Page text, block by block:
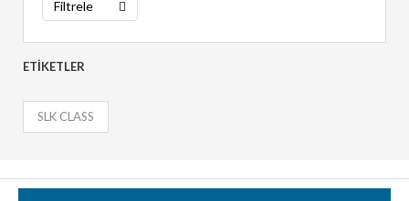
Filtrele
ETIKETLER
SLK CLASS